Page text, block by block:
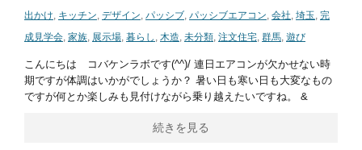
出かけ, キッチン, デザイン, パッシブ, パッシブエアコン, 会社, 埼玉, 完
成見学会, 家族, 展示場, 暮らし , 木造, 未分類, 注文住宅, 群馬, 遊び
こんにちは コバケンラボです(^^)/ 連日エアコンが欠かせない時
期ですが体調はいかがでしょうか？ 暑い日も寒い日も大変なもの
ですが何とか楽しみも見付けながら乗り越えたいですね。 &
続きを見る